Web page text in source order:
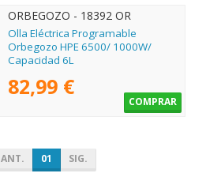
ORBEGOZO - 18392 OR
Olla Eléctrica Programable
Orbegozo HPE 6500/ 1000W/
Capacidad 6L
82,99 €
COMPRAR
ANT. 01 SIG.